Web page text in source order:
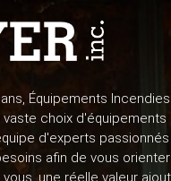
Équipements
choix
d'experts
afin de vous
une réelle valeur